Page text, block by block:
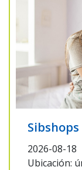
2026-08-18
Ubicación: